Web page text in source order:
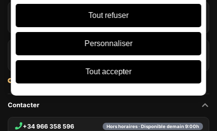
La tourbe dans le whisky : bien plus que de la fumée
Voir tous les articles
Contacter
+34 966 358 596 Hors horaires · Disponible demain 9:00h
Tout refuser
Personnaliser
Tout accepter